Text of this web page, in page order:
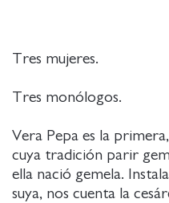
Tres mujeres.
Tres monólogos.
Vera Pepa es la
cuya tradición parir
ella nació gemela.
suya, nos cuenta la